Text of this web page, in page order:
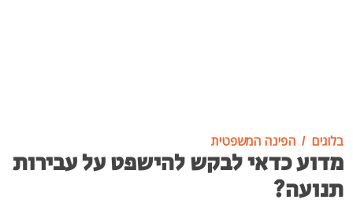
בלוגים הפינה המשפטית
מדוע כדאי לבקש להישפט על עבירות
תנועה?